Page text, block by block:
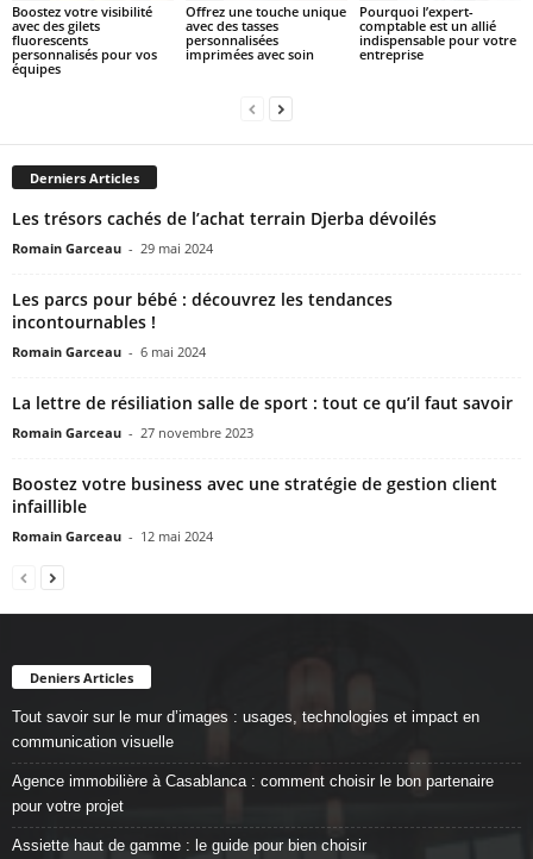
Boostez votre visibilité
avec des gilets
fluorescents
personnalisés pour vos
équipes
Offrez une touche unique
avec des tasses
personnalisées
imprimées avec soin
Pourquoi l’expert-
comptable est un allié
indispensable pour votre
entreprise
Derniers Articles
Les trésors cachés de l’achat terrain Djerba dévoilés
Romain Garceau - 29 mai 2024
Les parcs pour bébé : découvrez les tendances
incontournables !
Romain Garceau - 6 mai 2024
La lettre de résiliation salle de sport : tout ce qu’il faut savoir
Romain Garceau - 27 novembre 2023
Boostez votre business avec une stratégie de gestion client
infaillible
Romain Garceau - 12 mai 2024
Deniers Articles
Tout savoir sur le mur d’images : usages, technologies et impact en
communication visuelle
Agence immobilière à Casablanca : comment choisir le bon partenaire
pour votre projet
Assiette haut de gamme : le guide pour bien choisir